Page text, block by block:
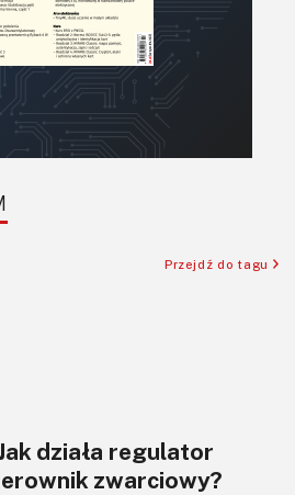
Przejdź do tagu
działa regulator
zwarciowy?